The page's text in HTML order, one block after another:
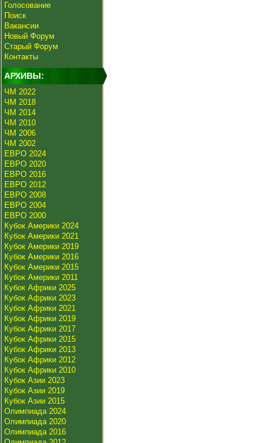
Голосование
Поиск
Вакансии
Новый Форум
Старый Форум
Контакты
АРХИВЫ:
ЧМ 2022
ЧМ 2018
ЧМ 2014
ЧМ 2010
ЧМ 2006
ЧМ 2002
ЕВРО 2024
ЕВРО 2020
ЕВРО 2016
ЕВРО 2012
ЕВРО 2008
ЕВРО 2004
ЕВРО 2000
Кубок Америки 2024
Кубок Америки 2021
Кубок Америки 2019
Кубок Америки 2016
Кубок Америки 2015
Кубок Америки 2011
Кубок Африки 2025
Кубок Африки 2023
Кубок Африки 2021
Кубок Африки 2019
Кубок Африки 2017
Кубок Африки 2015
Кубок Африки 2013
Кубок Африки 2012
Кубок Африки 2010
Кубок Азии 2023
Кубок Азии 2019
Кубок Азии 2015
Олимпиада 2024
Олимпиада 2020
Олимпиада 2016